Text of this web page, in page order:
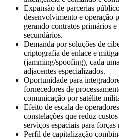
Expansão de parcerias
desenvolvimento e operação
gerando contratos primários
secundários.
Demanda por soluções de
criptografia de enlace e
(jamming/spoofing), cada
adjacentes especializados.
Oportunidade para
fornecedores de
comunicação por satélite
Efeito de escala de
constelações que reduz
serviços espaciais para forças
Perfil de capitalização